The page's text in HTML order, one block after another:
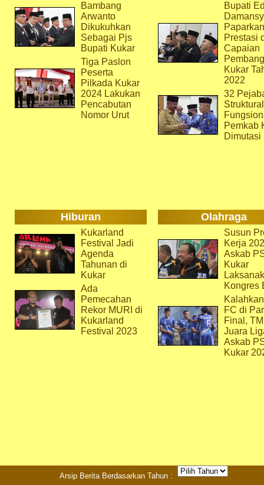
Bambang
Arwanto
Dikukuhkan
Sebagai Pjs
Bupati Kukar
Tiga Paslon
Peserta
Pilkada Kukar
2024 Lakukan
Pencabutan
Nomor Urut
Bupati
Paparkan
Prestasi
Capaian
Kukar
2022
32
Pemkab
Dimutasi
Hiburan Olahraga
Kukarland
Festival Jadi
Agenda
Tahunan di
Kukar
Ada
Pemecahan
Rekor MURI di
Kukarland
Festival 2023
Susun
Kerja
Askab
Kukar
Kongres
FC di
Final,
Juara
Askab
Kukar
Arsip Berita Berdasarkan Tahun :